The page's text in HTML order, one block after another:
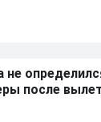
после